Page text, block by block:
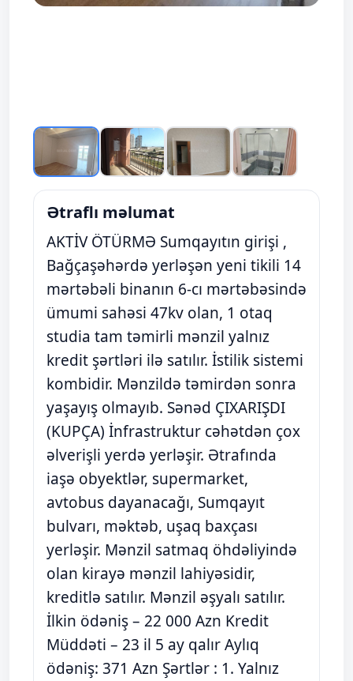
Ətraflı məlumat
AKTİV ÖTÜRMƏ Sumqayıtın girişi ,
Bağçaşəhərdə yerləşən yeni tikili 14
mərtəbəli binanın 6-cı mərtəbəsində
ümumi sahəsi 47kv olan, 1 otaq
studia tam təmirli mənzil yalnız
kredit şərtləri ilə satılır. İstilik sistemi
kombidir. Mənzildə təmirdən sonra
yaşayış olmayıb. Sənəd ÇIXARIŞDI
(KUPÇA) İnfrastruktur cəhətdən çox
əlverişli yerdə yerləşir. Ətrafında
iaşə obyektlər, supermarket,
avtobus dayanacağı, Sumqayıt
bulvarı, məktəb, uşaq baxçası
yerləşir. Mənzil satmaq öhdəliyində
olan kirayə mənzil lahiyəsidir,
kreditlə satılır. Mənzil əşyalı satılır.
İlkin ödəniş – 22 000 Azn Kredit
Müddəti – 23 il 5 ay qalır Aylıq
ödəniş: 371 Azn Şərtlər : 1. Yalnız